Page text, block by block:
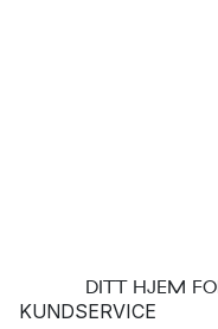
DITT HJEM
KUNDSERVICE